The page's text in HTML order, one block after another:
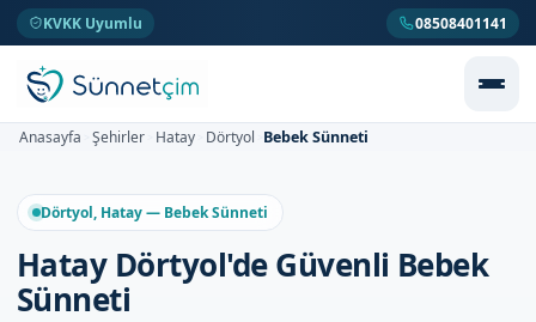
KVKK Uyumlu 08508401141
Anasayfa Şehirler Hatay Dörtyol Bebek Sünneti
Dörtyol, Hatay — Bebek Sünneti
Hatay Dörtyol'de Güvenli Bebek
Sünneti